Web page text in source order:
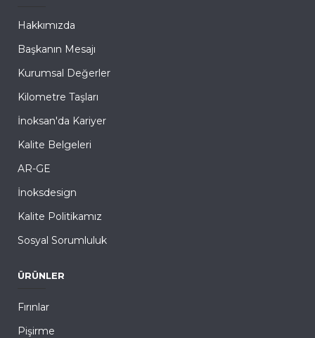
Hakkımızda
Başkanın Mesajı
Kurumsal Değerler
Kilometre Taşları
İnoksan'da Kariyer
Kalite Belgeleri
AR-GE
İnoksdesign
Kalite Politikamız
Sosyal Sorumluluk
ÜRÜNLER
Fırınlar
Pişirme